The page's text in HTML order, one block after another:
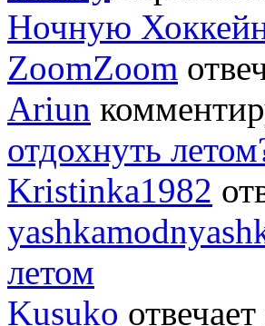
Ночную
ZoomZoom
Ariun
отдохнуть
Kristinka1982
летом
Kusuko